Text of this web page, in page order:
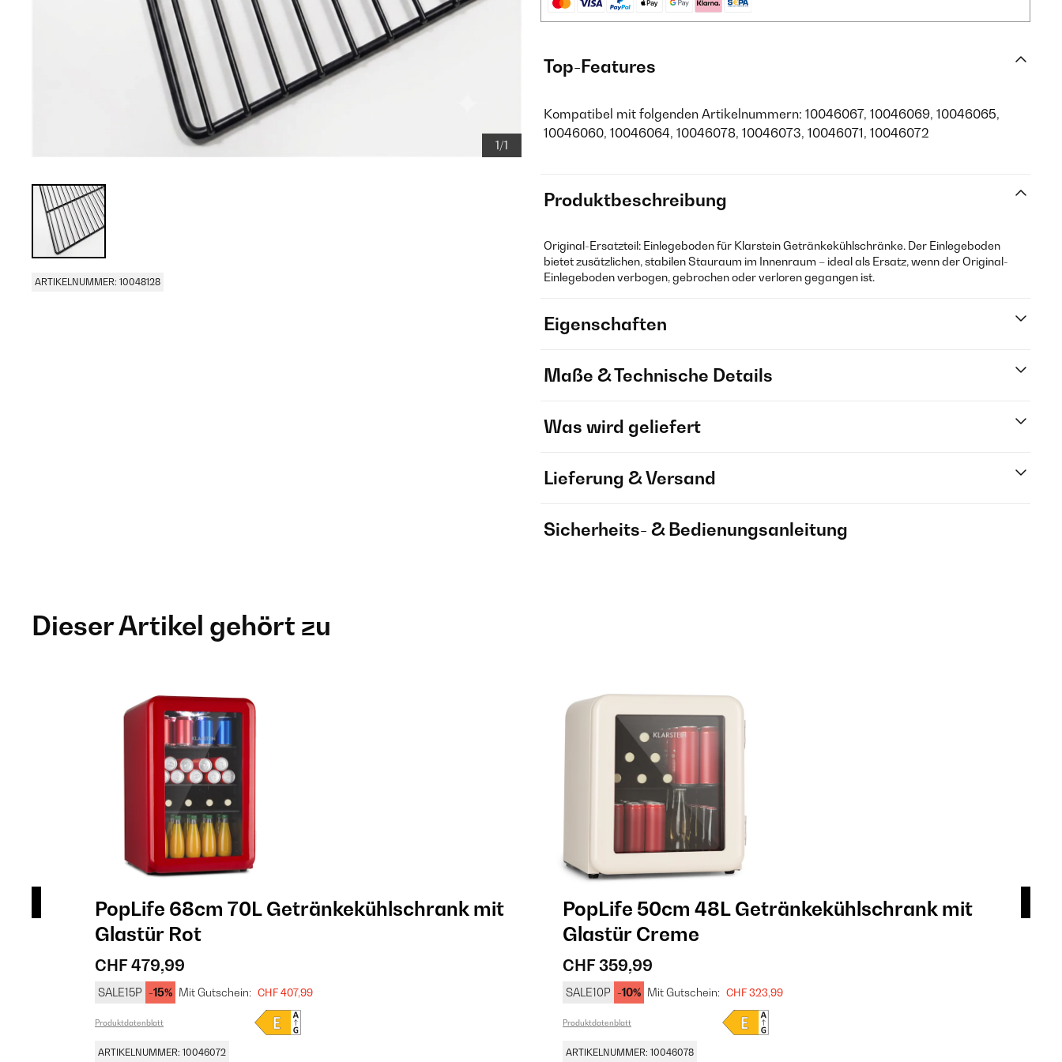
1/1
ARTIKELNUMMER: 10048128
Top-Features
Kompatibel mit folgenden Artikelnummern: 10046067, 10046069, 10046065,
10046060, 10046064, 10046078, 10046073, 10046071, 10046072
Produktbeschreibung
Original-Ersatzteil: Einlegeboden für Klarstein Getränkekühlschränke. Der Einlegeboden
bietet zusätzlichen, stabilen Stauraum im Innenraum – ideal als Ersatz, wenn der Original-
Einlegeboden verbogen, gebrochen oder verloren gegangen ist.
Eigenschaften
Maße & Technische Details
Was wird geliefert
Lieferung & Versand
Sicherheits- & Bedienungsanleitung
Dieser Artikel gehört zu
PopLife 68cm 70L Getränkekühlschrank mit
Glastür​ Rot
CHF 479,99
SALE15P -15% Mit Gutschein: CHF 407,99
Produktdatenblatt
ARTIKELNUMMER: 10046072
PopLife 50cm 48L Getränkekühlschrank mit
Glastür​ Creme
CHF 359,99
SALE10P -10% Mit Gutschein: CHF 323,99
Produktdatenblatt
ARTIKELNUMMER: 10046078